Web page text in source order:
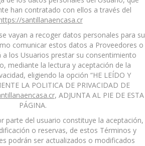
han contratado con ellos a través del
santillanaencasa.cr
vayan a recoger datos personales para su
comunicar estos datos a Proveedores o
a los Usuarios prestar su consentimiento
mediante la lectura y aceptación de la
eligiendo la opción “HE LEÍDO Y
LA POLITICA DE PRIVACIDAD DE
, ADJUNTA AL PIE DE ESTA
PÁGINA.
parte del usuario constituye la aceptación,
o reservas, de estos Términos y
podrán ser actualizados o modificados